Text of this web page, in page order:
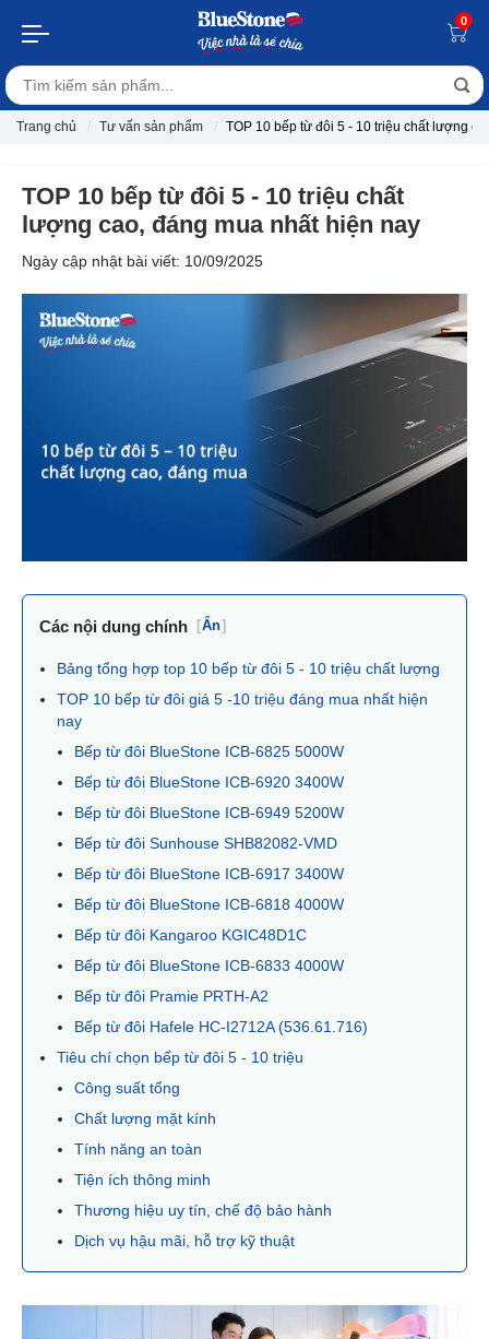
0
Trang chủ Tư vấn sản phẩm TOP 10 bếp từ đôi 5 - 10 triệu chất lượng
TOP 10 bếp từ đôi 5 - 10 triệu chất
lượng cao, đáng mua nhất hiện nay
Ngày cập nhật bài viết: 10/09/2025
Các nội dung chính [Ẩn]
Bảng tổng hợp top 10 bếp từ đôi 5 - 10 triệu chất lượng
TOP 10 bếp từ đôi giá 5 -10 triệu đáng mua nhất hiện
nay
Bếp từ đôi BlueStone ICB-6825 5000W
Bếp từ đôi BlueStone ICB-6920 3400W
Bếp từ đôi BlueStone ICB-6949 5200W
Bếp từ đôi Sunhouse SHB82082-VMD
Bếp từ đôi BlueStone ICB-6917 3400W
Bếp từ đôi BlueStone ICB-6818 4000W
Bếp từ đôi Kangaroo KGIC48D1C
Bếp từ đôi BlueStone ICB-6833 4000W
Bếp từ đôi Pramie PRTH-A2
Bếp từ đôi Hafele HC-I2712A (536.61.716)
Tiêu chí chọn bếp từ đôi 5 - 10 triệu
Công suất tổng
Chất lượng mặt kính
Tính năng an toàn
Tiện ích thông minh
Thương hiệu uy tín, chế độ bảo hành
Dịch vụ hậu mãi, hỗ trợ kỹ thuật